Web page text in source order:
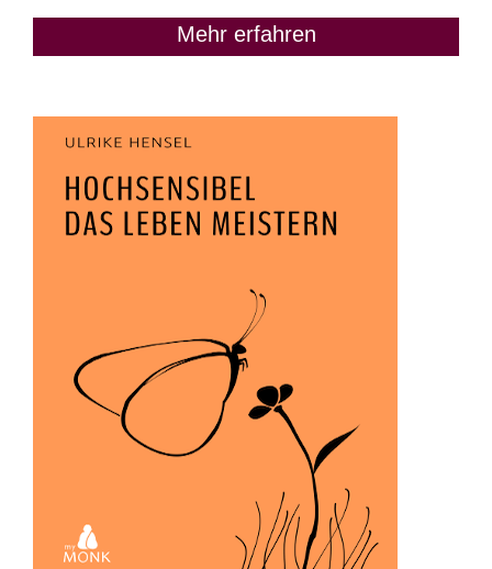
Mehr erfahren